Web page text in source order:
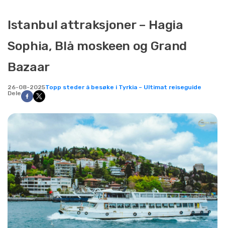
Istanbul attraksjoner – Hagia
Sophia, Blå moskeen og Grand
Bazaar
26-08-2025Topp steder å besøke i Tyrkia – Ultimat reiseguide
Dele